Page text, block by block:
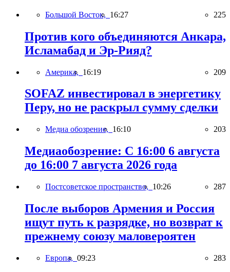
Большой Восток, 16:27 225
Против кого объединяются Анкара,
Исламабад и Эр-Рияд?
Америка, 16:19 209
SOFAZ инвестировал в энергетику
Перу, но не раскрыл сумму сделки
Медиа обозрение, 16:10 203
Медиаобозрение: С 16:00 6 августа
до 16:00 7 августа 2026 года
Постсоветское пространство, 10:26 287
После выборов Армения и Россия
ищут путь к разрядке, но возврат к
прежнему союзу маловероятен
Европа, 09:23 283